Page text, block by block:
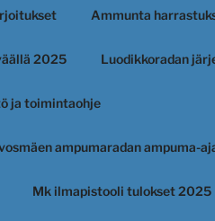
Ammunta
2025 Luodikkoradan
ja toimintaohje
ampumaradan ampuma-
Mk ilmapistooli tulokset 2025